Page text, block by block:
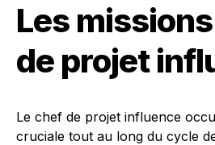
Les
de projet
Le chef de projet influence
cruciale tout au long du cycle